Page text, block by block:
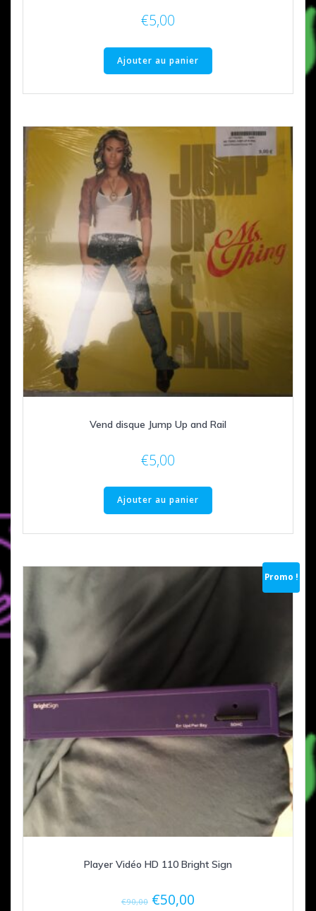
€5,00
Ajouter au panier
Vend disque Jump Up and Rail
€5,00
Ajouter au panier
Promo !
Player Vidéo HD 110 Bright Sign
€90,00 Le
€50,00